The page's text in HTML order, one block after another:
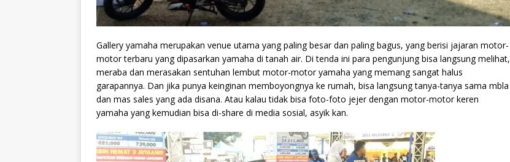
Gallery yamaha merupakan venue utama yang paling besar dan paling bagus, yang berisi jajaran motor-
motor terbaru yang dipasarkan yamaha di tanah air. Di tenda ini para pengunjung bisa langsung melihat,
meraba dan merasakan sentuhan lembut motor-motor yamaha yang memang sangat halus
garapannya. Dan jika punya keinginan memboyongnya ke rumah, bisa langsung tanya-tanya sama mbla
dan mas sales yang ada disana. Atau kalau tidak bisa foto-foto jejer dengan motor-motor keren
yamaha yang kemudian bisa di-share di media sosial, asyik kan.